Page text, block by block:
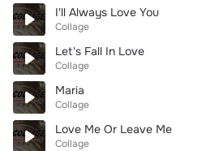
I'll Always Love You
Collage
Let's Fall In Love
Collage
Maria
Collage
Love Me Or Leave Me
Collage